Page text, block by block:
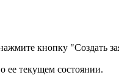
кнопку "Создать
ее текущем состоянии.